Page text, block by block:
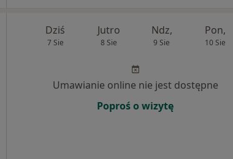
Dziś
7 Sie
Jutro
8 Sie
Ndz,
9 Sie
Pon,
10 Sie
Umawianie online nie jest dostępne
Poproś o wizytę